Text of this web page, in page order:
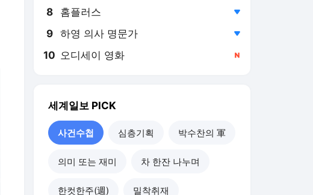
8 홈플러스
9 하영 의사 명문가
10 오디세이 영화
세계일보 PICK
사건수첩 심층기획 박수찬의 軍
의미 또는 재미 차 한잔 나누며
한컷한주(週) 밀착취재